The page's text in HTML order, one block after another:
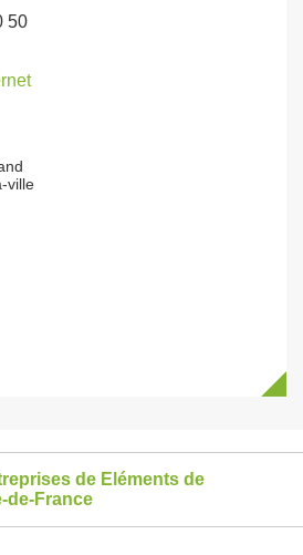
50
ville
de Eléments de
de-France